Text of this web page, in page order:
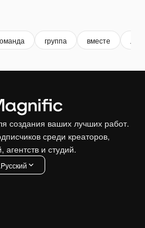
группа вместе
создания ваших лучших работ.
среди креаторов,
агентств и студий.
Pусский